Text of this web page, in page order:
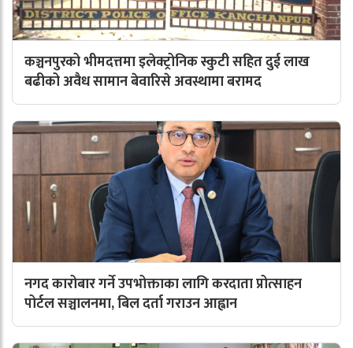
कञ्चनपुरको भीमदत्तमा इलेक्ट्रोनिक स्कुटी सहित दुई लाख
बढीको अवैध सामान बेवारिसे अवस्थामा बरामद
नगद कारोबार गर्ने उपभोक्ताका लागि करदाता प्रोत्साहन
पोर्टल सञ्चालनमा, बिल दर्ता गराउन आह्वान